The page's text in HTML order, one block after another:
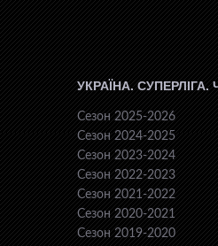
УКРАЇНА. СУПЕРЛІГА.
Сезон 2025-2026
Сезон 2024-2025
Сезон 2023-2024
Сезон 2022-2023
Сезон 2021-2022
Сезон 2020-2021
Сезон 2019-2020